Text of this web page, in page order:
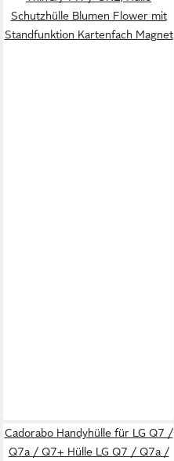
Schutzhülle Blumen Flower mit
Standfunktion Kartenfach Magnet
Cadorabo Handyhülle für LG Q7 /
Q7a / Q7+ Hülle LG Q7 / Q7a /